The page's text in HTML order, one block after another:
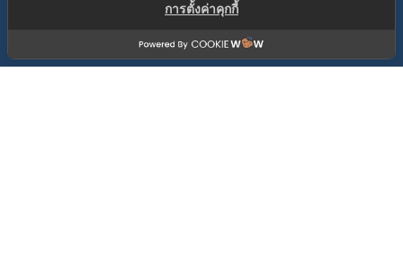
การตั้งค่าคุกกี้